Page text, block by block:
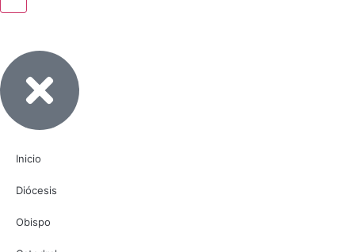
Inicio
Diócesis
Obispo